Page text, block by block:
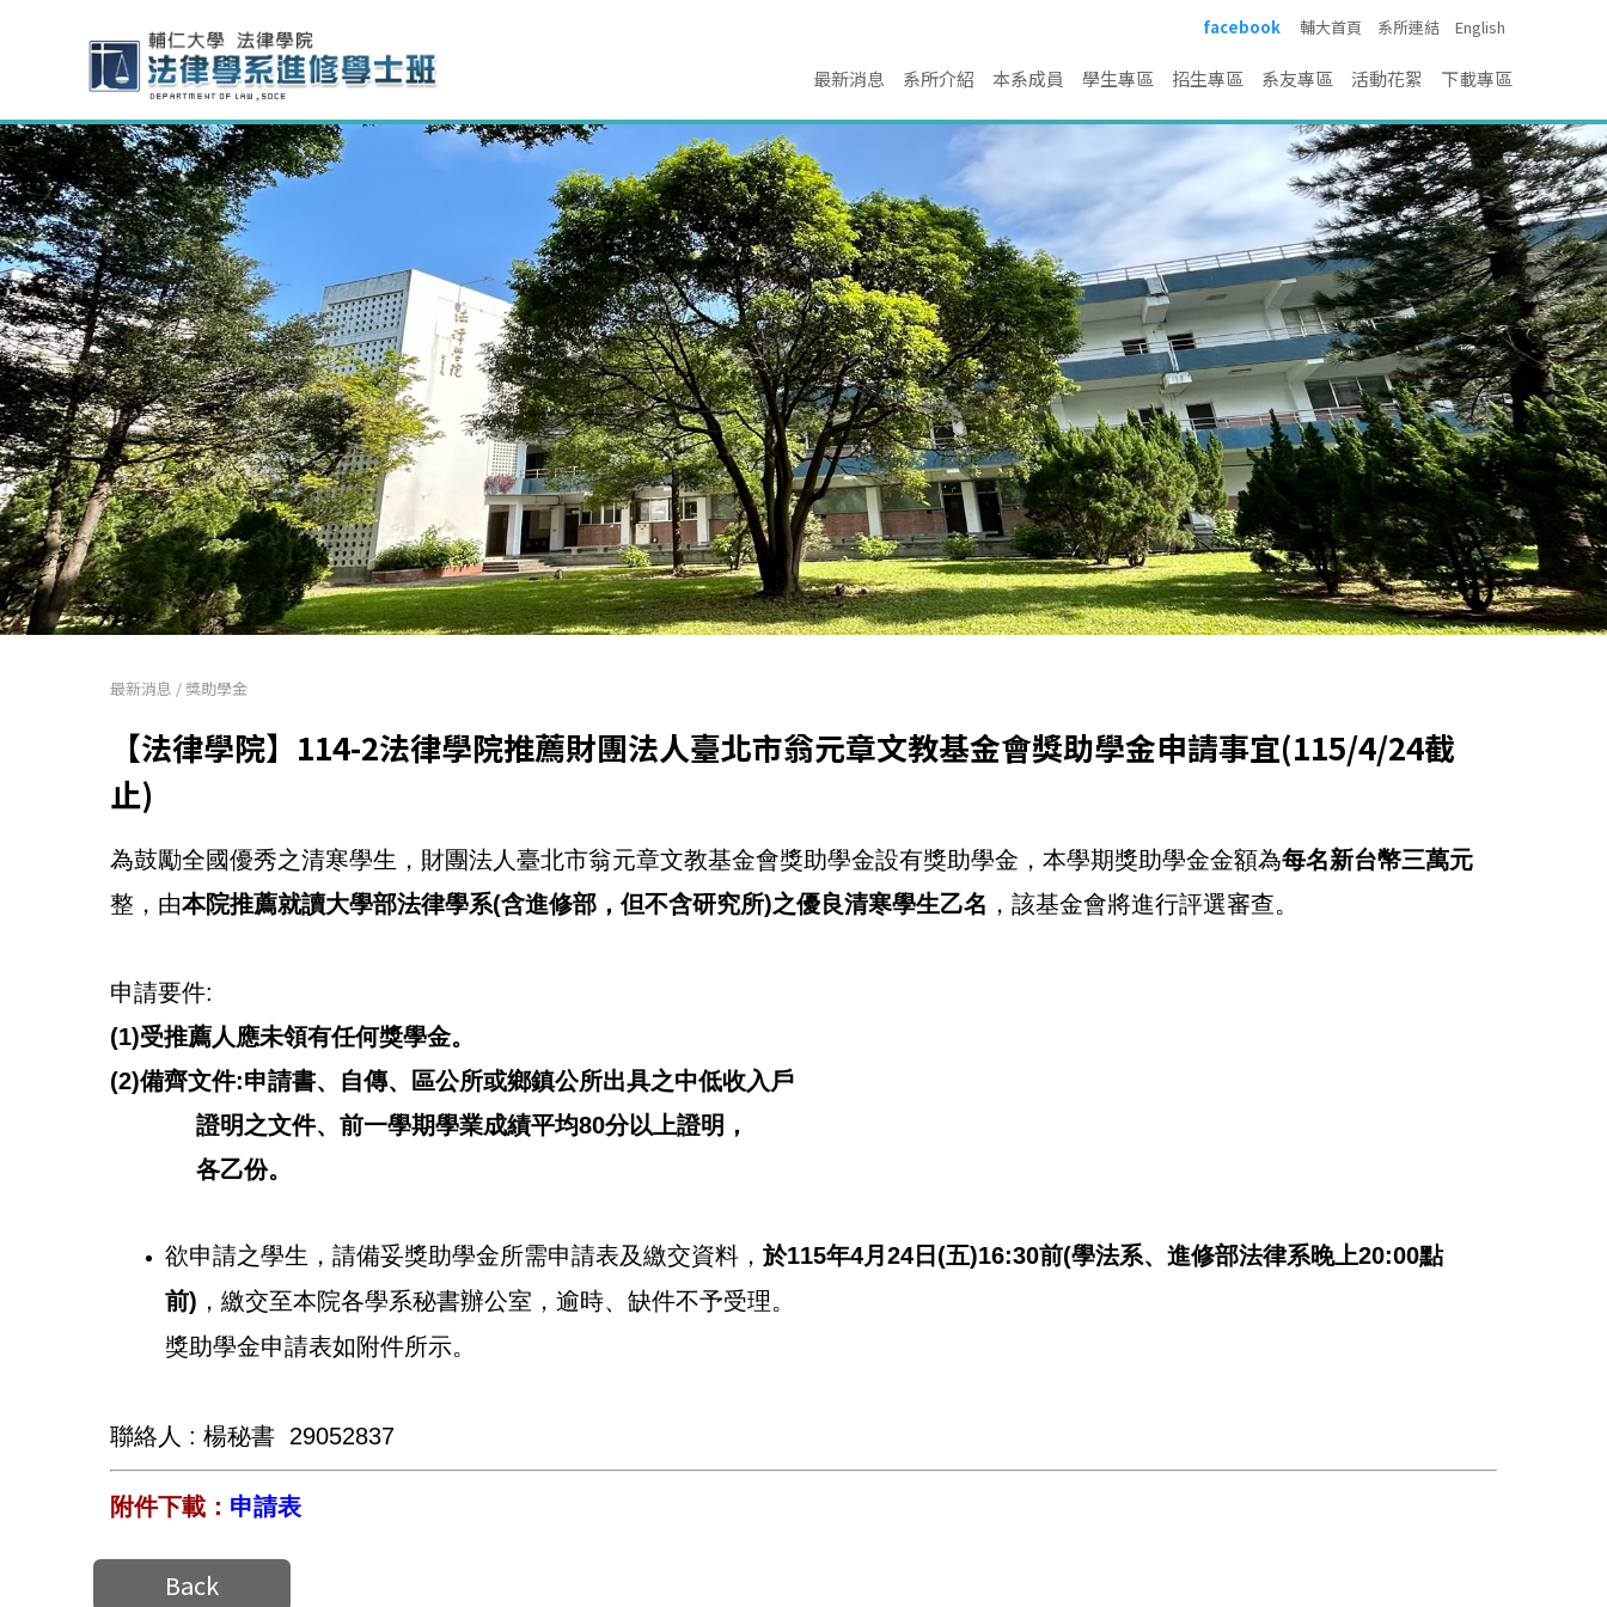
facebook 輔大首頁 系所連結 English
最新消息 系所介紹 本系成員 學生專區 招生專區 系友專區 活動花絮 下載專區
最新消息 /獎助學金
【法律學院】114-2法律學院推薦財團法人臺北市翁元章文教基金會獎助學金申請事宜(115/4/24截
止)
為鼓勵全國優秀之清寒學生，財團法人臺北市翁元章文教基金會獎助學金設有獎助學金，本學期獎助學金金額為每名新台幣三萬元
整，由本院推薦就讀大學部法律學系(含進修部，但不含研究所)之優良清寒學生乙名 ，該基金會將進行評選審查。
申請要件:
(1)受推薦人應未領有任何獎學金。
(2)備齊文件:申請書、自傳、區公所或鄉鎮公所出具之中低收入戶
證明之文件、前一學期學業成績平均80分以上證明，
各乙份。
欲申請之學生，請備妥獎助學金所需申請表及繳交資料， 於115年4月24日(五)16:30前(學法系、進修部法律系晚上20:00點
前) ，繳交至本院各學系秘書辦公室，逾時、缺件不予受理。
獎助學金申請表如附件所示。
聯絡人 : 楊秘書 29052837
附件下載： 申請表
Back